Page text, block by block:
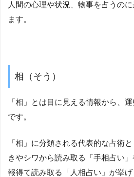
人間の心理や状況、物事を占うの
ます。
相（そう）
「相」とは目に見える情報から、
です。
「相」に分類される代表的な占術
きやシワから読み取る「手相占い
報得て読み取る「人相占い」が挙げ